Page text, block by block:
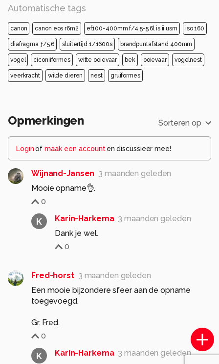
Automatische tags
canon canon eos r6m2 ef100-400mm f/4.5-5.6l is ii usm iso 160
diafragma ƒ/5.6 sluitertijd 1/1600s brandpuntafstand 400mm
vogel ciconiiformes witte ooievaar bek ooievaar vogelnest
veerkracht wilde dieren nest gruiformes
Opmerkingen Sorteren op
Loginof maak een account en discussieer mee!
Wijnand-Jansen 3 maanden geleden
Mooie opname👌.
0
K Karin-Harkema 3 maanden geleden
Dank je wel.
0
Fred-horst 3 maanden geleden
Een mooie bijzondere sfeer aan de opname
toegevoegd.
Gr. Fred.
0
K Karin-Harkema 3 maanden geleden